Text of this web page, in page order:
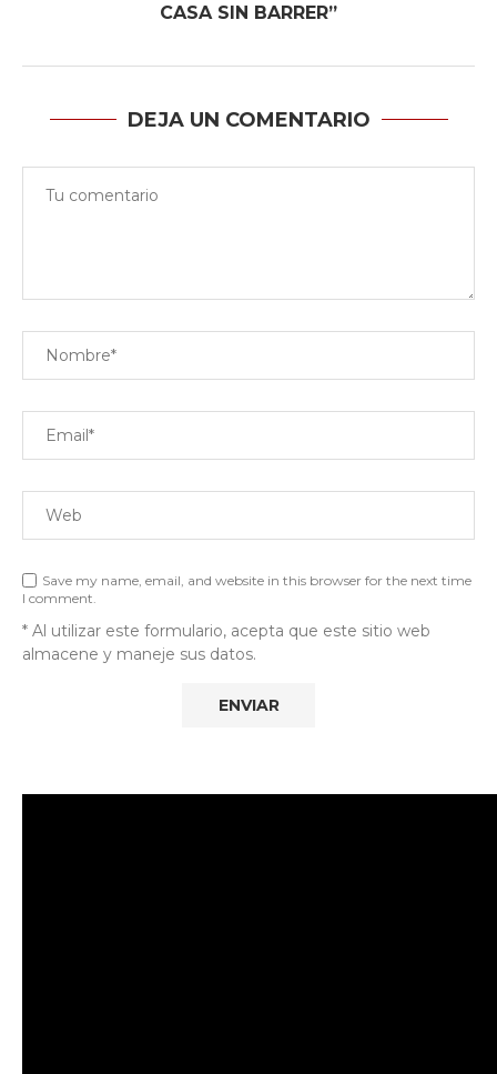
CASA SIN BARRER”
DEJA UN COMENTARIO
Save my name, email, and website in this browser for the next time
I comment.
* Al utilizar este formulario, acepta que este sitio web
almacene y maneje sus datos.